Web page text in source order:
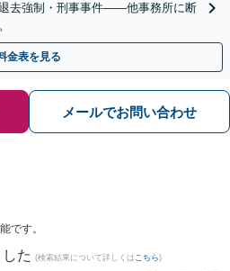
去強制・刑事事件——他事務所に断
金表を見る
メールでお問い合わせ
です。
た (検索結果について詳しくは こちら)